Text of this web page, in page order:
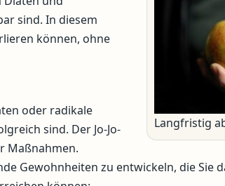
Langfristig
sind. In diesem
können, ohne
oder radikale
sind. Der Jo-Jo-
Maßnahmen.
Gewohnheiten zu entwickeln, die Sie